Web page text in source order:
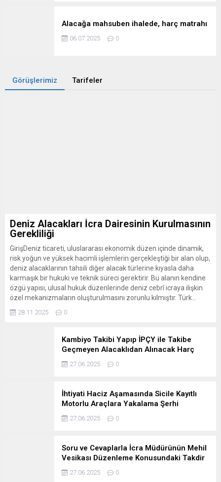
Alacağa mahsuben ihalede, harç matrahı
06.07.2025 0
Görüşlerimiz Tarifeler
Deniz Alacakları İcra Dairesinin Kurulmasının
Gerekliliği
GirişDeniz ticareti, uluslararası ekonomik düzen içinde dinamik,
risk yoğun ve yüksek hacimli işlemlerin gerçekleştiği bir alan olup,
deniz alacaklarının tahsili diğer alacak türlerine kıyasla daha
karmaşık bir hukuki ve teknik süreci gerektirir. Bu alanın kendine
özgü yapısı, ulusal hukuk düzenlerinde deniz cebrî icraya ilişkin
özel mekanizmaların oluşturulmasını zorunlu kılmıştır. Türk...
28.11.2025 0
Kambiyo Takibi Yapıp İPÇY ile Takibe
Geçmeyen Alacaklıdan Alınacak Harç
Oranına Dair Görüşümüz
27.06.2025 0
İhtiyati Haciz Aşamasında Sicile Kayıtlı
Motorlu Araçlara Yakalama Şerhi
Konulamayacağı
27.06.2025 0
Soru ve Cevaplarla İcra Müdürünün Mehil
Vesikası Düzenleme Konusundaki Takdir
Hakkı
27.06.2025 0